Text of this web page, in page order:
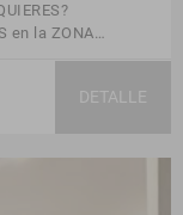
en la ZONA…
DETALLE